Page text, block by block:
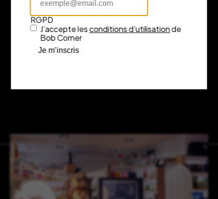
RGPD
J’accepte lesconditions d’utilisationde
Bob Corner
Je m’inscris